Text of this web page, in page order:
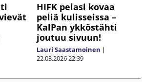
HIFK pelasi kovaa
peliä kulisseissa –
KalPan ykköstähti
joutuu sivuun!
Lauri Saastamoinen |
22.03.202622:39